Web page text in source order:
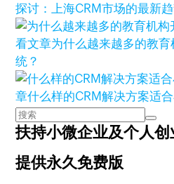
探讨：上海CRM市场的最新
看文章为什么越来越多的教
统？
章什么样的CRM解决方案适
扶持小微企业及个人创
提供永久免费版